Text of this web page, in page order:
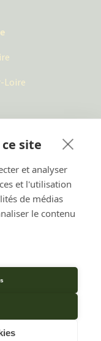
site
et analyser
et l'utilisation
de médias
le contenu
Loire